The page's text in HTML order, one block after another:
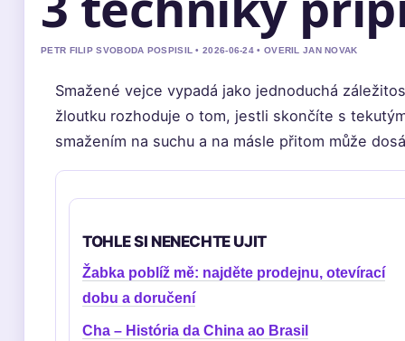
PETR FILIP SVOBODA POSPISIL • 2026-06-24 • OVERIL JAN NOVAK
Smažené vejce vypadá jako jednoduchá
žloutku rozhoduje o tom, jestli skončíte s
smažením na suchu a na másle přitom může
TOHLE SI NENECHTE UJIT
Žabka poblíž mě: najděte prodejnu, otevírací
dobu a doručení
Cha – História da China ao Brasil